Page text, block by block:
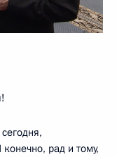
рад и тому,